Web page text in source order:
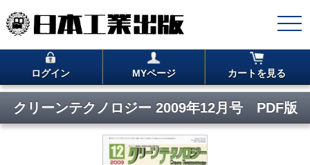
ログイン MYページ カートを見る
クリーンテクノロジー 2009年12月号 PDF版